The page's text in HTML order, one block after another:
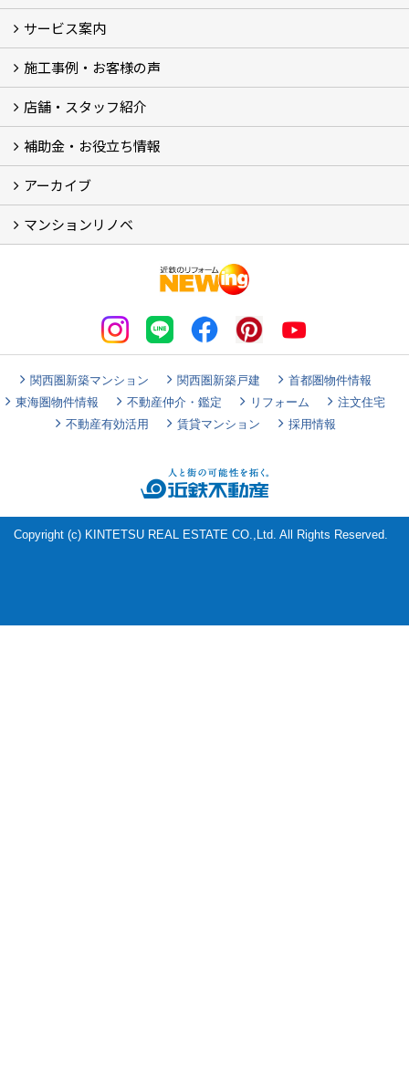
最新のイベント・キャンペーン情報
過去のイベント・キャンペーン
サービス案内
リフォームメニュー (17)
マンションリノベ
外壁塗装リフォーム
防音室リフォーム
近鉄不動産のドッグリフォーム by K・DogSpa
住まいの無料点検
リフォームの流れ
リフォーム成功のQ＆A
保証とアフターサービス
私たちが大切にしていること
安心のリフォーム体制
施工担当者の想い
多種多様なニーズに応える提案力
施工事例・お客様の声
施工事例集
ビフォーアフター集
お客様の声
店舗・スタッフ紹介
店舗 (12)
スタッフ
Googleクチコミ評価
近鉄のリフォーム NEWing (2)
補助金・お役立ち情報
補助金・税制 (3)
コラム
ＳＮＳ
アーカイブ
【アーカイブ】近鉄の健康コラム（全9回） (10)
【アーカイブ】住まいのお役立ち情報（全10回） (11)
マンションリノベ
関西圏新築マンション 関西圏新築戸建
首都圏物件情報
東海圏物件情報
不動産仲介・鑑定 リフォーム
注文住宅
不動産有効活用
賃貸マンション 採用情報
Copyright (c) KINTETSU REAL ESTATE CO.,Ltd. All Rights Reserved.